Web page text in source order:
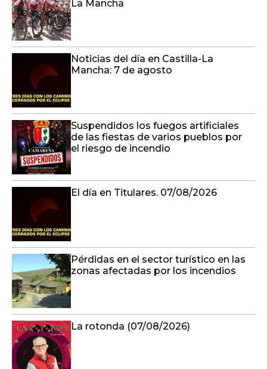
Mancha: 7 de agosto
Suspendidos los fuegos artificiales
de las fiestas de varios pueblos por
El día en Titulares. 07/08/2026
Pérdidas en el sector turístico en las
La rotonda (07/08/2026)